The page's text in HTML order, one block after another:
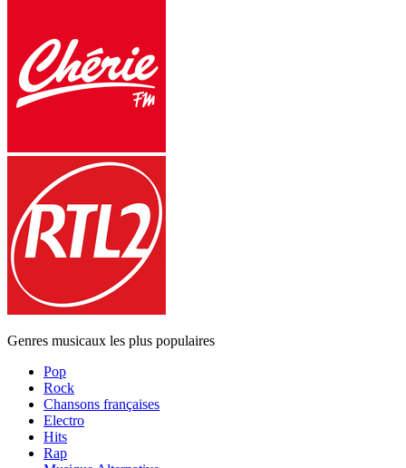
Genres musicaux les plus populaires
Pop
Rock
Chansons françaises
Electro
Hits
Rap